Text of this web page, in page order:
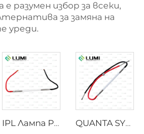
е разумен избор за всеки,
за замяна на
уреди.
IPL Лампа P2021-7×65×130 mm QUANTA SYSTEM